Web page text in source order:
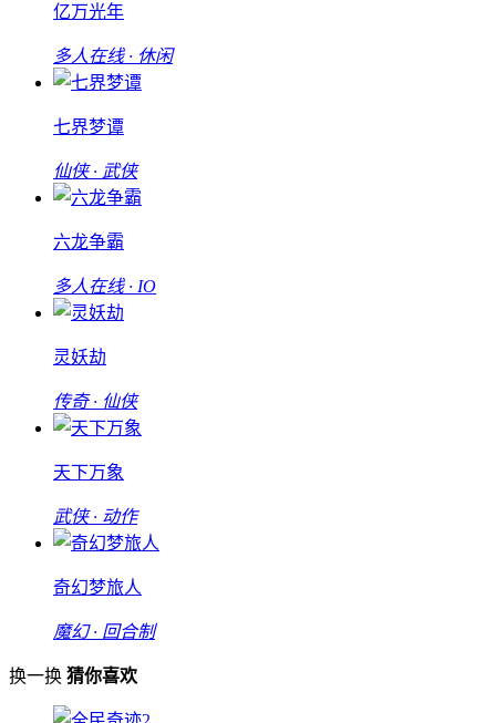
亿万光年
多人在线 · 休闲
七界梦谭
仙侠 · 武侠
六龙争霸
多人在线 · IO
灵妖劫
传奇 · 仙侠
天下万象
武侠 · 动作
奇幻梦旅人
魔幻 · 回合制
换一换 猜你喜欢